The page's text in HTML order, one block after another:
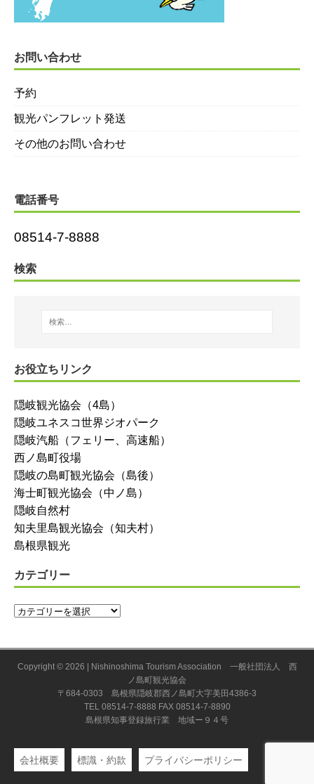
お問い合わせ
予約
観光パンフレット発送
その他のお問い合わせ
電話番号
08514-7-8888
検索
お役立ちリンク
隠岐観光協会（4島）
隠岐ユネスコ世界ジオパーク
隠岐汽船（フェリー、高速船）
西ノ島町役場
隠岐の島町観光協会（島後）
海士町観光協会（中ノ島）
隠岐自然村
知夫里島観光協会（知夫村）
島根県観光
カテゴリー
Copyright © 2026 | Nishinoshima Tourism Association 一般社団法人 西
ノ島町観光協会
〒684-0303 島根県隠岐郡西ノ島町大字美田4386-3
TEL 08514-7-8888 FAX 08514-7-8890
島根県知事登録旅行業 地域ー９４号
会社概要 標識・約款 プライバシーポリシー